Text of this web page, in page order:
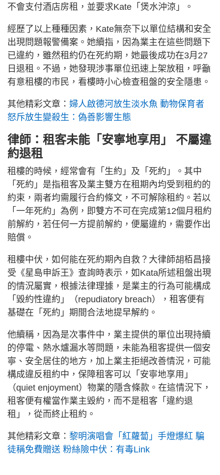
不會支付酒店房租，並要求Kate「煲水沖涼」。
經歷了以上種種因素，Kate無奈下以單位結構和安全
出現問題報警備案。她續指，因為業主在這些問題下
已違約，雖然租約仍在死約期，她最後成功在3月27
日退租。不過，她發現涉事單位迅速上架放租，呼籲
有意租樓的市民，看樓時小心檢查租盤的安全隱患。
其他精彩文章： 婦人啟德河放生淡水魚 動物保育者
怒斥放生變殺生：偽善影響生態
律師：租客未能「安寧地享用」 不屬違
約退租
租樓的時候，經常會有「生約」及「死約」。其中
「死約」是指租客及業主雙方在租期內均受到租約的
約束，兩者均需履行合約條文，不可解除租約。若以
「一年死約」為例，即雙方不可在完成第12個月租約
前解約，若任何一方提前解約，便屬違約，需要作出
賠償。
租樓中伏，如何能在死約期內自救？大律師胡栢昌接
受《星島申訴王》查詢時表示，如Kata所述租盤出現
的情況屬實，根據法律理據，是業主的行為可能構成
「毀約性違約」（repudiatory breach），租客便有
基礎在「死約」期間合法地提早解約。
他續稱，因為是次事件中，業主提供的單位出現持續
的停電、熱水爐漏水等問題，未能為租客提供一個安
寧、安全居住的地方，加上業主拒絕改善情況，可能
構成違反租約中，保障租客可以「安寧地享用」
（quiet enjoyment）物業的隱含條款。在這情況下，
租客便有權當作業主毀約，而不是租客「違約退
租」，從而終止租約。
其他精彩文章： 黎明演唱會「紅蘿蔔」手燈爆紅 騙
徒稱免費贈送 粉絲險中伏：有毒Link